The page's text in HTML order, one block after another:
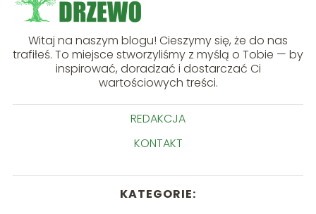
Witaj na naszym blogu! Cieszymy się, że do nas
trafiłeś. To miejsce stworzyliśmy z myślą o Tobie — by
inspirować, doradzać i dostarczać Ci
wartościowych treści.
REDAKCJA
KONTAKT
KATEGORIE: